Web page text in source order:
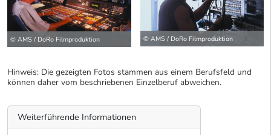
© AMS / DoRo Filmproduktion © AMS / DoRo Filmproduktion
Hinweis: Die gezeigten Fotos stammen aus einem Berufsfeld und
können daher vom beschriebenen Einzelberuf abweichen.
Weiterführende Informationen